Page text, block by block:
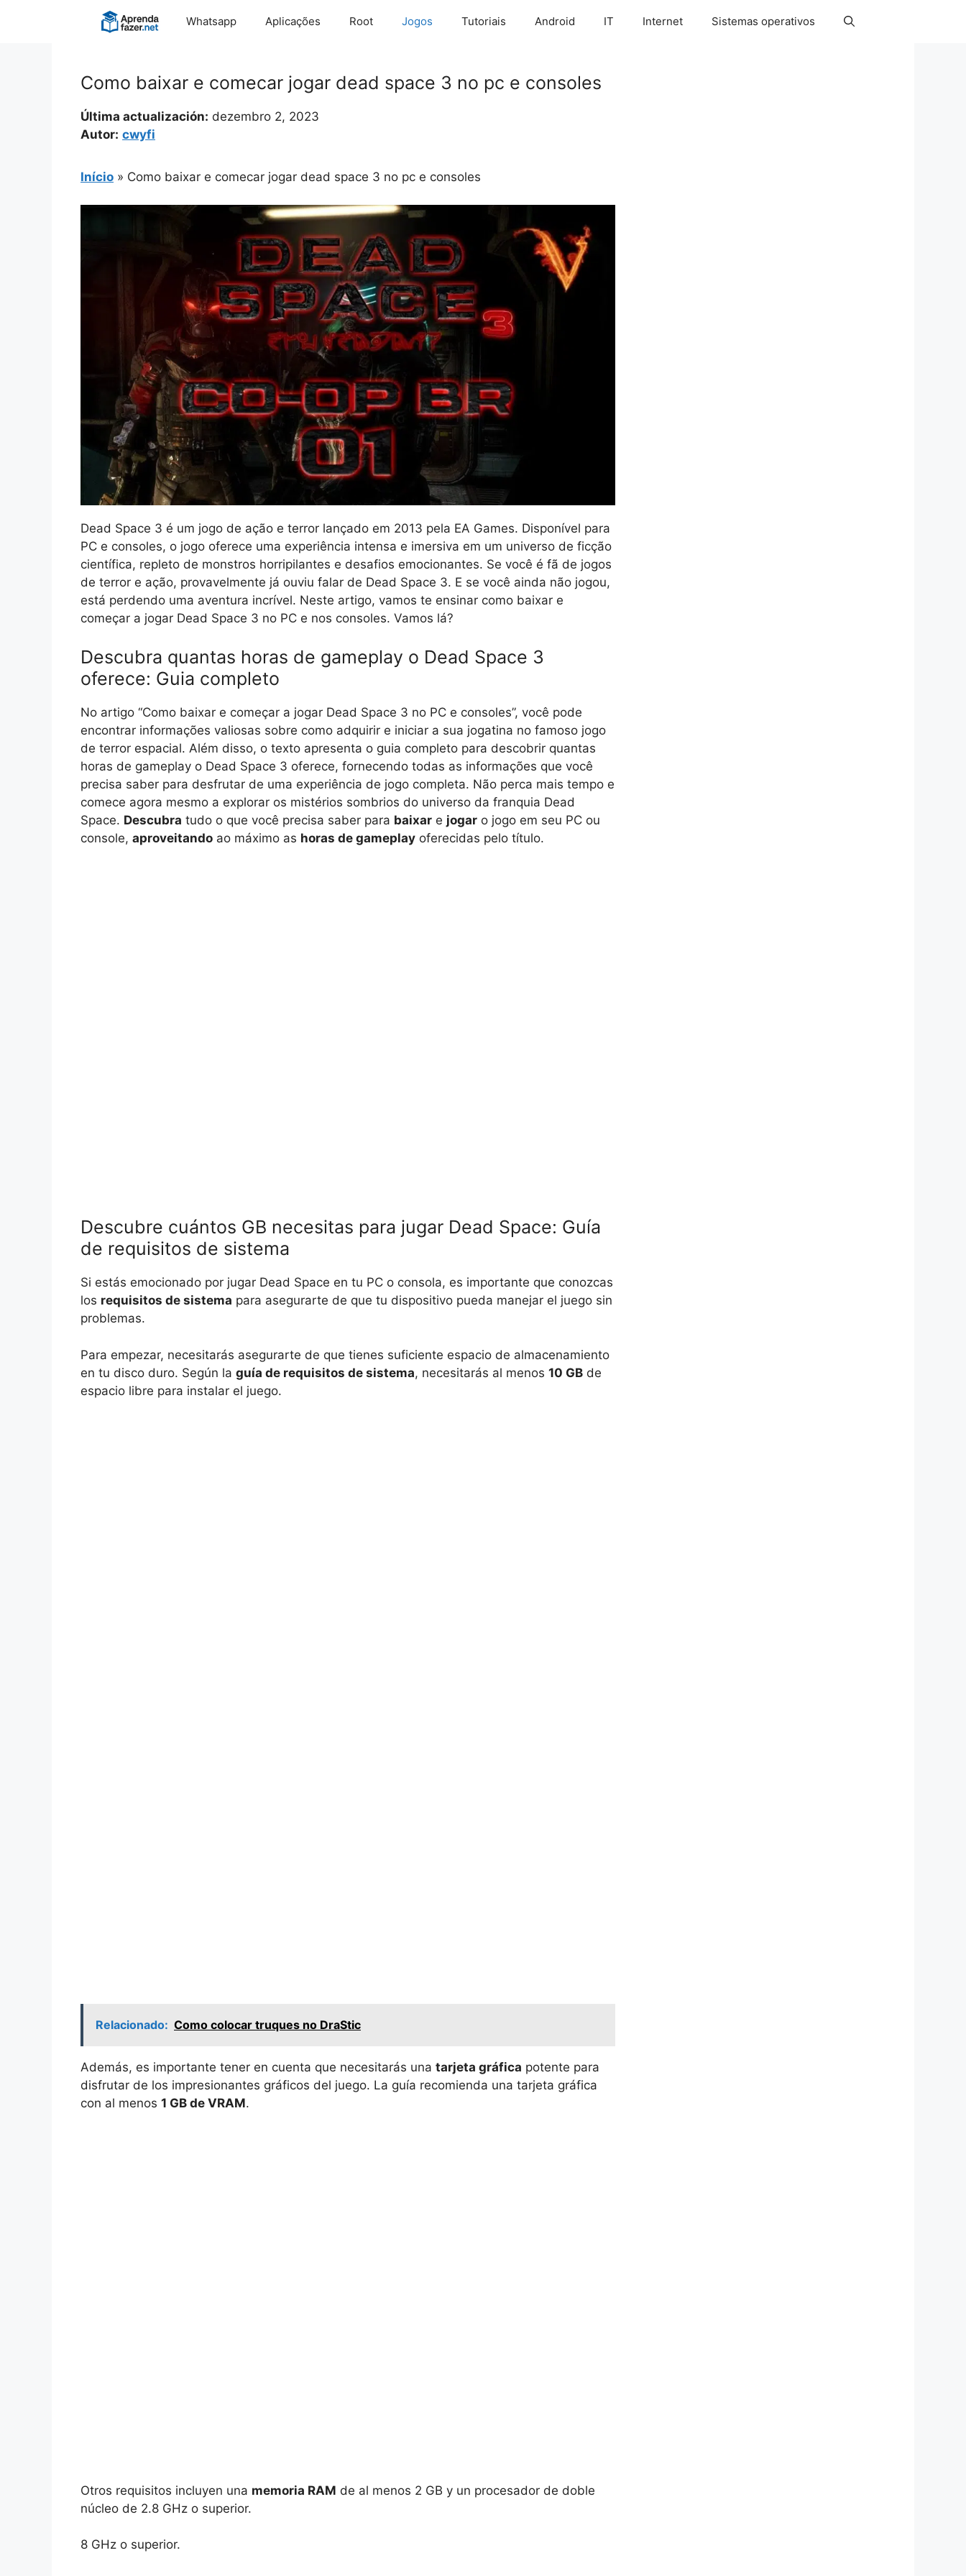
Whatsapp Aplicações Root Jogos Tutoriais Android IT Internet Sistemas operativos
Como baixar e comecar jogar dead space 3 no pc e consoles
Última actualización: dezembro 2, 2023
Autor: cwyfi
Início » Como baixar e comecar jogar dead space 3 no pc e consoles
Dead Space 3 é um jogo de ação e terror lançado em 2013 pela EA Games. Disponível para
PC e consoles, o jogo oferece uma experiência intensa e imersiva em um universo de ficção
científica, repleto de monstros horripilantes e desafios emocionantes. Se você é fã de jogos
de terror e ação, provavelmente já ouviu falar de Dead Space 3. E se você ainda não jogou,
está perdendo uma aventura incrível. Neste artigo, vamos te ensinar como baixar e
começar a jogar Dead Space 3 no PC e nos consoles. Vamos lá?
Descubra quantas horas de gameplay o Dead Space 3
oferece: Guia completo
No artigo “Como baixar e começar a jogar Dead Space 3 no PC e consoles”, você pode
encontrar informações valiosas sobre como adquirir e iniciar a sua jogatina no famoso jogo
de terror espacial. Além disso, o texto apresenta o guia completo para descobrir quantas
horas de gameplay o Dead Space 3 oferece, fornecendo todas as informações que você
precisa saber para desfrutar de uma experiência de jogo completa. Não perca mais tempo e
comece agora mesmo a explorar os mistérios sombrios do universo da franquia Dead
Space. Descubra tudo o que você precisa saber para baixar e jogar o jogo em seu PC ou
console, aproveitando ao máximo as horas de gameplay oferecidas pelo título.
Descubre cuántos GB necesitas para jugar Dead Space: Guía
de requisitos de sistema
Si estás emocionado por jugar Dead Space en tu PC o consola, es importante que conozcas
los requisitos de sistema para asegurarte de que tu dispositivo pueda manejar el juego sin
problemas.
Para empezar, necesitarás asegurarte de que tienes suficiente espacio de almacenamiento
en tu disco duro. Según la guía de requisitos de sistema, necesitarás al menos 10 GB de
espacio libre para instalar el juego.
Relacionado: Como colocar truques no DraStic
Además, es importante tener en cuenta que necesitarás una tarjeta gráfica potente para
disfrutar de los impresionantes gráficos del juego. La guía recomienda una tarjeta gráfica
con al menos 1 GB de VRAM.
Otros requisitos incluyen una memoria RAM de al menos 2 GB y un procesador de doble
núcleo de 2.8 GHz o superior.
8 GHz o superior.